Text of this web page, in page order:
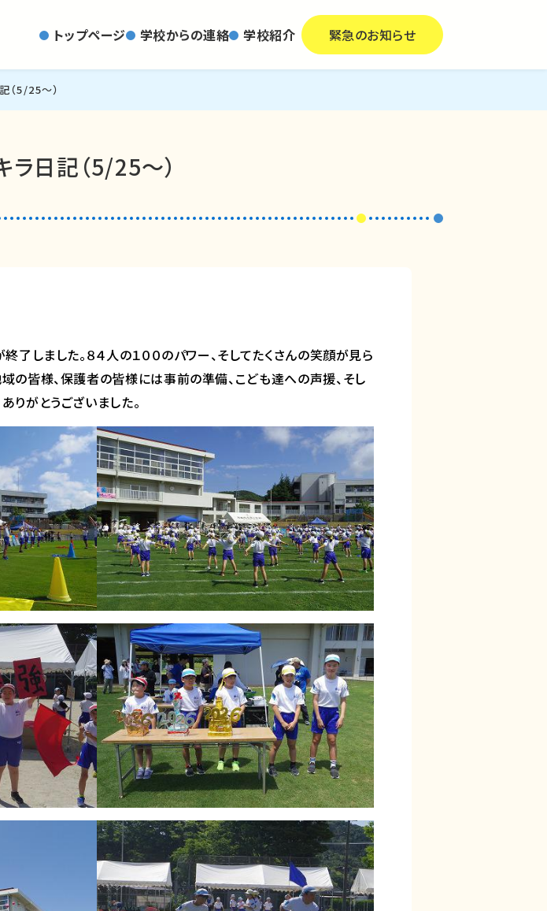
トップページ 学校からの連絡 学校紹介 緊急のお知らせ
（5/25～）
日記（5/25～）
了しました。８４人の１００のパワー、そしてたくさんの笑顔が見ら
の皆様、保護者の皆様には事前の準備、こども達への声援、そし
りがとうございました。